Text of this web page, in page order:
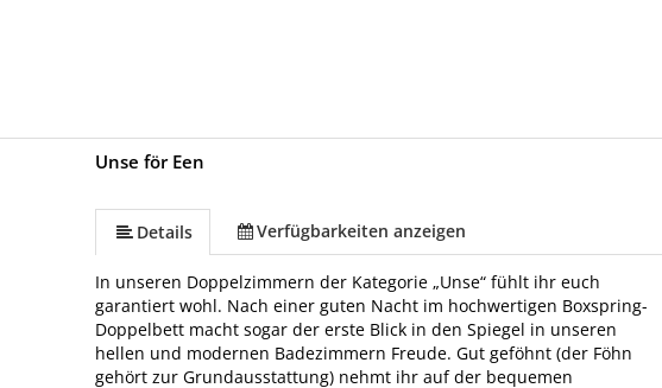
Unse för Een
Details Verfügbarkeiten anzeigen
In unseren Doppelzimmern der Kategorie „Unse“ fühlt ihr euch
garantiert wohl. Nach einer guten Nacht im hochwertigen Boxspring-
Doppelbett macht sogar der erste Blick in den Spiegel in unseren
hellen und modernen Badezimmern Freude. Gut geföhnt (der Föhn
gehört zur Grundausstattung) nehmt ihr auf der bequemen